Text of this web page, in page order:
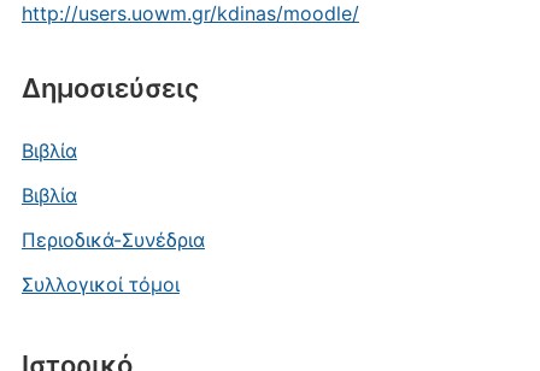
http://users.uowm.gr/kdinas/moodle/
Δημοσιεύσεις
Βιβλία
Βιβλία
Περιοδικά-Συνέδρια
Συλλογικοί τόμοι